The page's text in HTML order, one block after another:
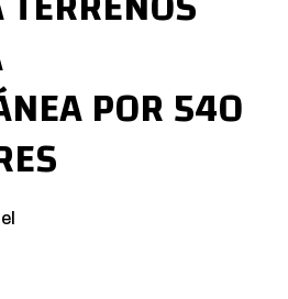
DIGITAL
POR 540